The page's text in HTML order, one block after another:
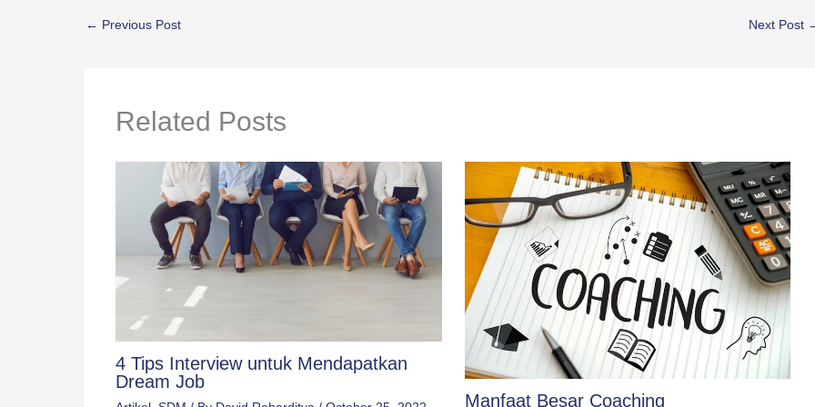
← Previous Post Next Post
Related Posts
4 Tips Interview untuk Mendapatkan
Dream Job
Manfaat Besar Coaching